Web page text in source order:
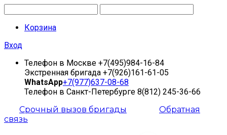
Корзина
Вход
Телефон в Москве +7(495)984-16-84
Экстренная бригада +7(926)161-61-05
WhatsApp+7(977)637-08-68
Телефон в Санкт-Петербурге 8(812) 245-36-66
Срочный вызов бригады
Обратная
связь